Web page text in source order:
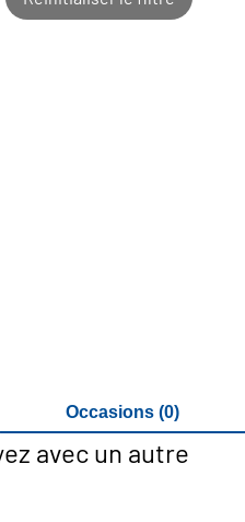
Occasions (0)
avec un autre